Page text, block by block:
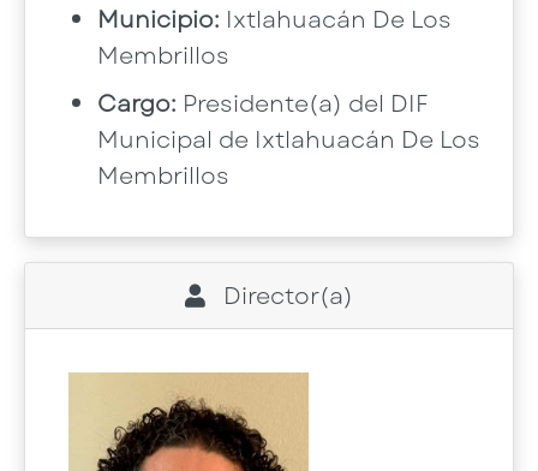
Municipio: Ixtlahuacán De Los
Membrillos
Cargo: Presidente(a) del DIF
Municipal de Ixtlahuacán De Los
Membrillos
Director(a)